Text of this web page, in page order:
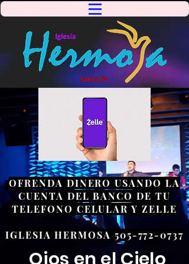
OFRENDA DINERO USANDO LA
CUENTA DEL BANCO DE TU
TELEFONO CELULAR Y ZELLE
IGLESIA HERMOSA 505-772-0737